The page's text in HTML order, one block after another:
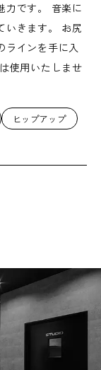
力です。 音楽に
いきます。 お尻
ラインを手に入
使用いたしませ
ヒップアップ